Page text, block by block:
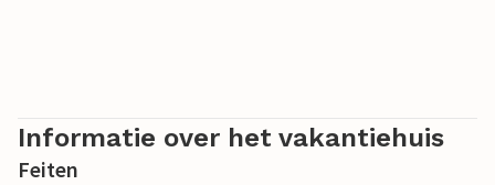
Informatie over het vakantiehuis
Feiten